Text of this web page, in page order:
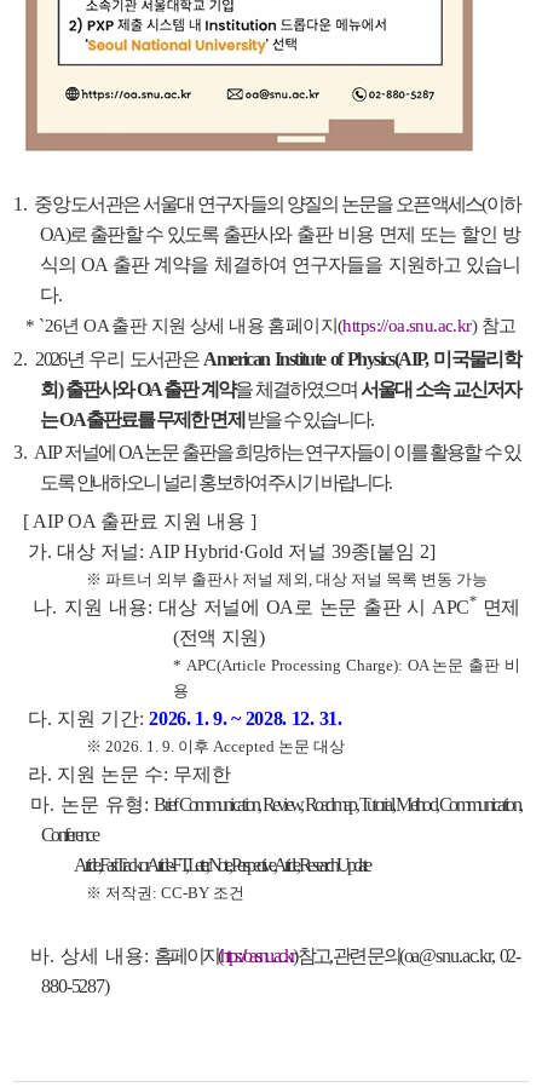
1. 중앙도서관은 서울대 연구자들의 양질의 논문을 오픈액세스(이하
OA)로 출판할 수 있도록 출판사와출판 비용 면제 또는 할인 방
식의 OA 출판 계약을 체결하여 연구자들을 지원하고 있습니
다.
* `26년 OA 출판 지원 상세 내용 홈페이지(https://oa.snu.ac.kr)참고
2. 2026년 우리 도서관은 American Institute of Physics(AIP, 미국물리학
회)출판사와 OA 출판 계약을 체결하였으며 서울대 소속 교신저자
는 OA 출판료를 무제한 면제 받을 수 있습니다.
3. AIP저널에 OA 논문 출판을 희망하는 연구자들이 이를 활용할 수 있
도록 안내하오니 널리 홍보하여 주시기 바랍니다.
[ AIP OA 출판료 지원 내용 ]
가. 대상 저널: AIP Hybrid·Gold 저널 39종[붙임 2]
※ 파트너 외부 출판사 저널 제외, 대상 저널 목록 변동 가능
나. 지원 내용:대상 저널에 OA로 논문 출판 시 APC*면제
(전액 지원)
* APC(Article Processing Charge): OA 논문 출판 비
용
다. 지원 기간:2026. 1. 9. ~ 2028. 12. 31.
※ 2026. 1. 9. 이후 Accepted 논문 대상
라. 지원 논문 수: 무제한
마. 논문 유형:Brief Communication, Review, Roadmap, Tutorial, Method, Communication,
Conference
Article, Fast Track or Article-FT, Letter, Note, Perspective, Article, Research Update
※ 저작권: CC-BY 조건
바. 상세 내용: 홈페이지(https://oa.snu.ac.kr) 참고, 관련 문의(oa@snu.ac.kr, 02-
880-5287)